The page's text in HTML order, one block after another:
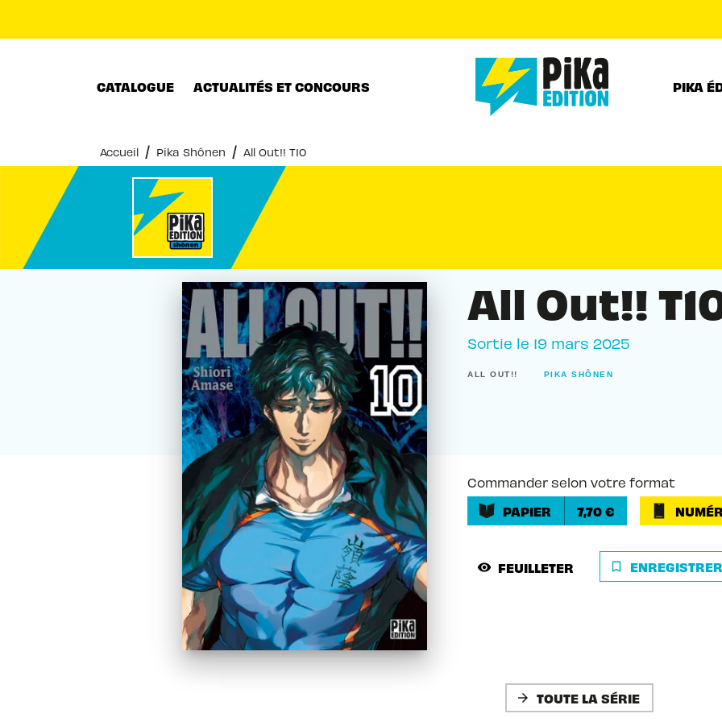
CATALOGUE ACTUALITÉS ET CONCOURS PIKA
Accueil / Pika Shônen / All Out!! T10
All Out!!
Sortie le 19 mars 2025
ALL OUT!! PIKA SHÔNEN
Commander selon votre format
PAPIER
7,70 €
visibility FEUILLETER bookmark_border ENREGISTRER
arrow_forward TOUTE LA SÉRIE